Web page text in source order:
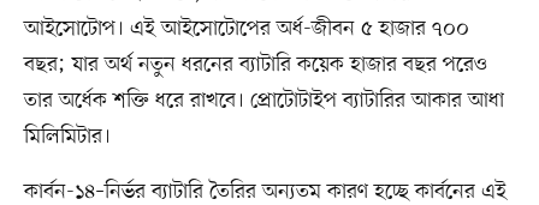
আইসোটোপ। এই আইসোটোপের অর্ধ-জীবন ৫ হাজার ৭০০
বছর; যার অর্থ নতুন ধরনের ব্যাটারি কয়েক হাজার বছর পরেও
তার অর্ধেক শক্তি ধরে রাখবে। প্রোটোটাইপ ব্যাটারির আকার আধা
মিলিমিটার।
কার্বন-১৪–নির্ভর ব্যাটারি তৈরির অন্যতম কারণ হচ্ছে কার্বনের এই